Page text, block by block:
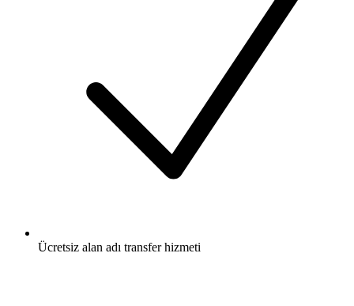
Ücretsiz alan adı transfer hizmeti